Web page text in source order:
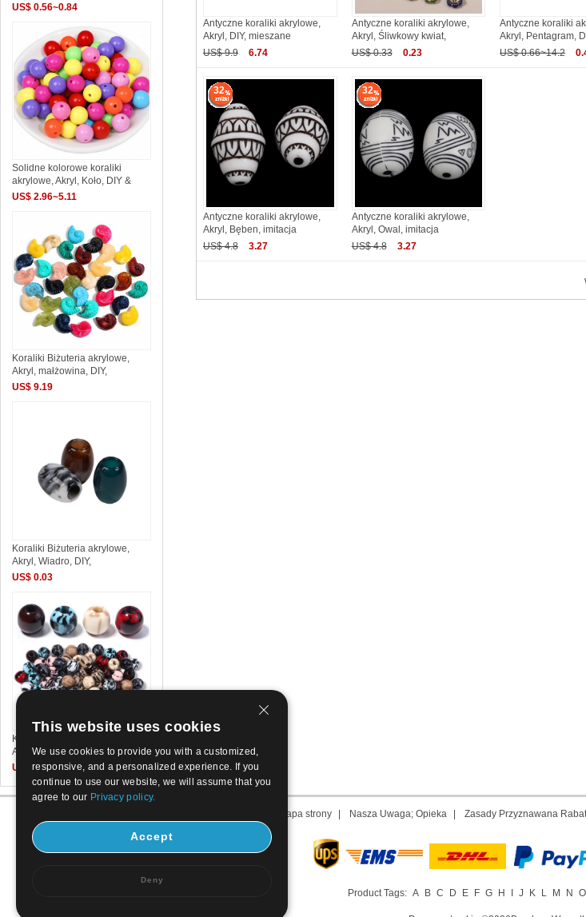
Antyczne koraliki akrylowe,
Akryl, DIY, mieszane
US$ 9.9
6.74
Antyczne koraliki akrylowe,
Akryl, Śliwkowy kwiat,
US$ 0.33
0.23
Antyczne koraliki
Akryl, Pentagram,
US$ 0.66~14.2
32
Antyczne koraliki akrylowe,
Akryl, Bęben, imitacja
US$ 4.8
3.27
32
Antyczne koraliki akrylowe,
Akryl, Owal, imitacja
US$ 4.8
3.27
US$ 0.56~0.84
Solidne kolorowe koraliki
akrylowe, Akryl, Koło, DIY &
US$ 2.96~5.11
Koraliki Biżuteria akrylowe,
Akryl, małżowina, DIY,
US$ 9.19
Koraliki Biżuteria akrylowe,
Akryl, Wiadro, DIY,
US$ 0.03
Koraliki Biżuteria akrylowe,
Akryl, Koło, wtryskarki,
US$ 0.13
Mapa strony Nasza Uwaga; Opieka Zasady Przyznawana
Product Tags: A B C D E F G H J K L M N O
This website uses cookies
We use cookies to provide you with a customized,
responsive, and a personalized experience. If you
continue to use our website, we will assume that you
agree to our Privacy policy.
Accept
Deny